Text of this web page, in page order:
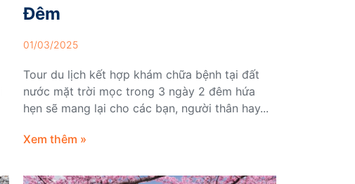
Đêm
01/03/2025
Tour du lịch kết hợp khám chữa bệnh tại đất
nước mặt trời mọc trong 3 ngày 2 đêm hứa
hẹn sẽ mang lại cho các bạn, người thân hay...
Xem thêm »